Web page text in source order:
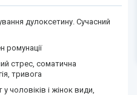
дулоксетину. Сучасний
ромунації
стрес, соматична
тривога
у чоловіків і жінок види,